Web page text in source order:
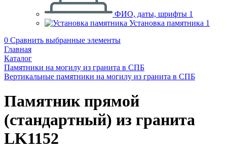
ФИО, даты, шрифты 1
Установка памятника 1
0 Сравнить выбранные элементы
Главная
Каталог
Памятники на могилу из гранита в СПБ
Вертикальные памятники на могилу из гранита в СПБ
Памятник прямой
(стандартный) из гранита
LK1152